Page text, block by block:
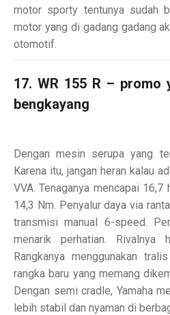
motor sporty tentunya sudah
motor yang di gadang gadang
otomotif.
17. WR 155 R – promo
bengkayang
Dengan mesin serupa yang
Karena itu, jangan heran kalau
VVA. Tenaganya mencapai
14,3 Nm. Penyalur daya via
transmisi manual 6-speed.
menarik perhatian. Rivalnya
Rangkanya menggunakan
rangka baru yang memang
Dengan semi cradle, Yamaha
lebih stabil dan nyaman di